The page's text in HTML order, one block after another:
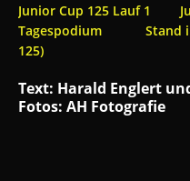
Junior Cup 125 Lauf 1
Tagespodium
Stand
125)
Text: Harald Englert
Fotos: AH Fotografie